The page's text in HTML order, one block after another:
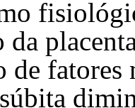
da
de fatores